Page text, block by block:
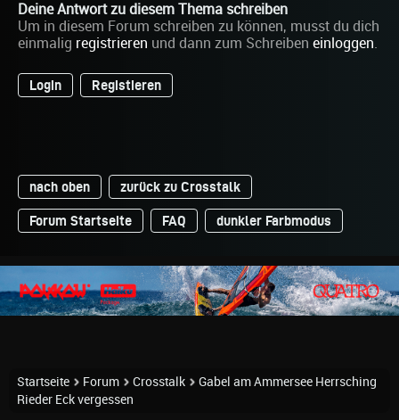
Deine Antwort zu diesem Thema schreiben
Um in diesem Forum schreiben zu können, musst du dich
einmalig registrieren und dann zum Schreiben einloggen.
Login Registieren
nach oben zurück zu Crosstalk
Forum Startseite FAQ dunkler Farbmodus
Startseite Forum Crosstalk
Gabel am Ammersee Herrsching
Rieder Eck vergessen